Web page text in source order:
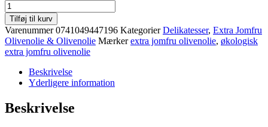
Tilføj til kurv
Varenummer0741049447196 Kategorier Delikatesser, Extra Jomfru
Olivenolie & Olivenolie Mærker extra jomfru olivenolie, økologisk
extra jomfru olivenolie
Beskrivelse
Yderligere information
Beskrivelse